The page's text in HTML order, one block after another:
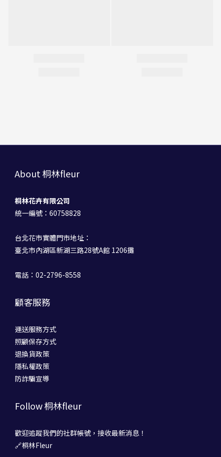
About 桐林fleur
桐林花卉有限公司
統一編號：60758828
台北花市實體門市地址：
臺北市內湖區新湖三路28號A館 1206攤
電話：02-2796-8558
顧客服務
運送服務方式
照顧保存方式
退換貨政策
隱私權政策
防詐騙宣導
Follow 桐林fleur
歡迎追蹤我們的社群帳號，接收最新消息！
🔗桐林Fleur